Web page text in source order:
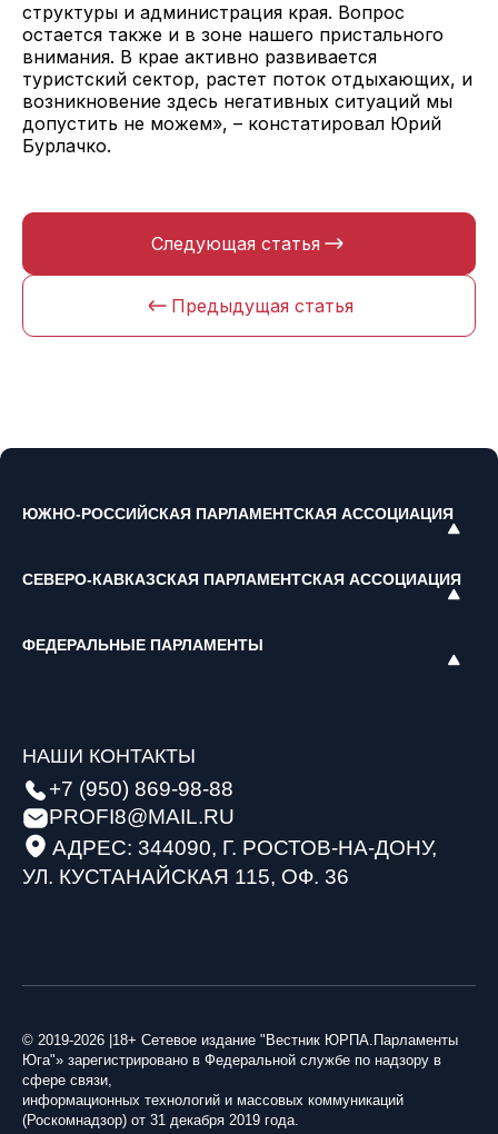
структуры и администрация края. Вопрос
остается также и в зоне нашего пристального
внимания. В крае активно развивается
туристский сектор, растет поток отдыхающих, и
возникновение здесь негативных ситуаций мы
допустить не можем», – констатировал Юрий
Бурлачко.
Предыдущая статья
Следующая статья
ЮЖНО-РОССИЙСКАЯ ПАРЛАМЕНТСКАЯ АССОЦИАЦИЯ
СЕВЕРО-КАВКАЗСКАЯ ПАРЛАМЕНТСКАЯ АССОЦИАЦИЯ
ФЕДЕРАЛЬНЫЕ ПАРЛАМЕНТЫ
НАШИ КОНТАКТЫ
+7 (950) 869-98-88
PROFI8@MAIL.RU
АДРЕС: 344090, Г. РОСТОВ-НА-ДОНУ,
УЛ. КУСТАНАЙСКАЯ 115, ОФ. 36
© 2019-2026 |18+ Сетевое издание "Вестник ЮРПА.Парламенты
Юга"» зарегистрировано в Федеральной службе по надзору в
сфере связи,
информационных технологий и массовых коммуникаций
(Роскомнадзор) от 31 декабря 2019 года.